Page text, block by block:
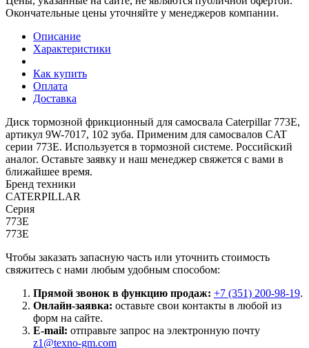
Окончательные цены уточняйте у менеджеров компании.
Описание
Характеристики
Как купить
Оплата
Доставка
Диск тормозной фрикционный для самосвала Caterpillar 773E,
артикул 9W-7017, 102 зуба. Применим для самосвалов CAT
серии 773E. Используется в тормозной системе. Российский
аналог. Оставьте заявку и наш менеджер свяжется с вами в
ближайшее время.
Бренд техники
CATERPILLAR
Серия
773Е
773Е
Чтобы заказать запасную часть или уточнить стоимость
свяжитесь с нами любым удобным способом:
Прямой звонок в функцию продаж: +7 (351) 200-98-19.
Онлайн-заявка: оставьте свои контакты в любой из
форм на сайте.
E-mail: отправьте запрос на электронную почту
z1@texno-gm.com